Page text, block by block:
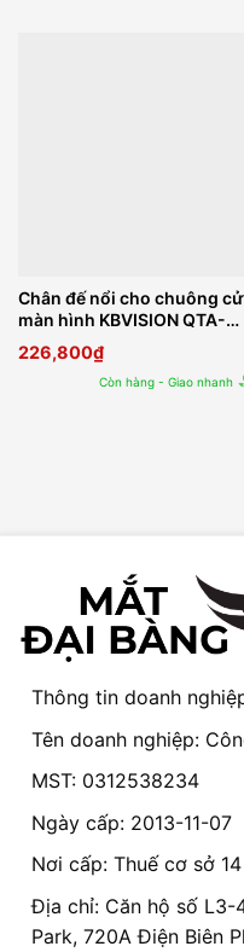
Chân đế nổi cho chuông
màn hình KBVISION QTA-
VDP22N
226,800₫
Còn hàng - Giao nhanh
Thông tin doanh
Tên doanh nghiệp:
MST: 0312538234
Ngày cấp: 2013-11-07
Nơi cấp: Thuế cơ sở
Địa chỉ: Căn hộ số L3-
Park, 720A Điện Biên